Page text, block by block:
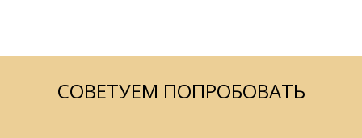
СОВЕТУЕМ ПОПРОБОВАТЬ